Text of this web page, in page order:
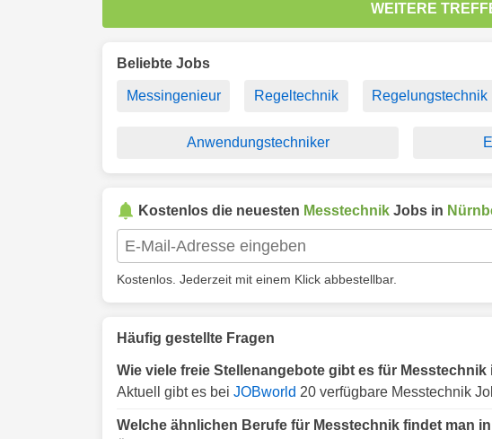
WEITERE
Beliebte Jobs
Messingenieur Regeltechnik Regelungstechnik
Anwendungstechniker
Kostenlos die neuesten Messtechnik Jobs in
Kostenlos. Jederzeit mit einem Klick abbestellbar.
Häufig gestellte Fragen
Wie viele freie Stellenangebote gibt es für Messtechnik
Aktuell gibt es bei JOBworld 20 verfügbare Messtechnik
Welche ähnlichen Berufe für Messtechnik findet man